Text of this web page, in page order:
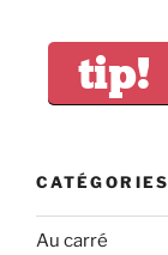
tip!
CATÉGORIES
Au carré